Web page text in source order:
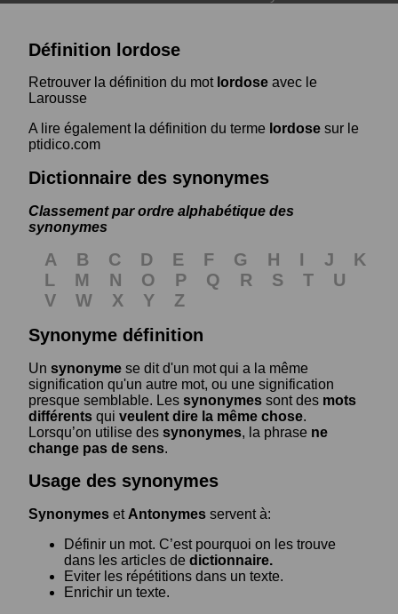
Définition lordose
Retrouver la définition du mot lordose avec le
Larousse
A lire également la définition du terme lordose sur le
ptidico.com
Dictionnaire des synonymes
Classement par ordre alphabétique des
synonymes
A B C D E F G H I J
K
L
M N O P Q R S T
U
V
W X Y
Z
Synonyme définition
Un synonyme se dit d'un mot qui a la même
signification qu'un autre mot, ou une signification
presque semblable. Les synonymes sont des mots
différents qui veulent dire la même chose.
Lorsqu’on utilise des synonymes, la phrase ne
change pas de sens.
Usage des synonymes
Synonymes et Antonymes servent à:
Définir un mot. C’est pourquoi on les trouve
dans les articles de dictionnaire.
Eviter les répétitions dans un texte.
Enrichir un texte.